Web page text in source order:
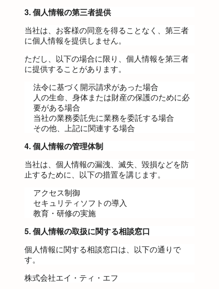
3. 個人情報の第三者提供
当社は、お客様の同意を得ることなく、第三者
に個人情報を提供しません。
ただし、以下の場合に限り、個人情報を第三者
に提供することがあります。
法令に基づく開示請求があった場合
人の生命、身体または財産の保護のために必
要がある場合
当社の業務委託先に業務を委託する場合
その他、上記に関連する場合
4. 個人情報の管理体制
当社は、個人情報の漏洩、滅失、毀損などを防
止するために、以下の措置を講じます。
アクセス制御
セキュリティソフトの導入
教育・研修の実施
5. 個人情報の取扱に関する相談窓口
個人情報に関する相談窓口は、以下の通りで
す。
株式会社エイ・ティ・エフ